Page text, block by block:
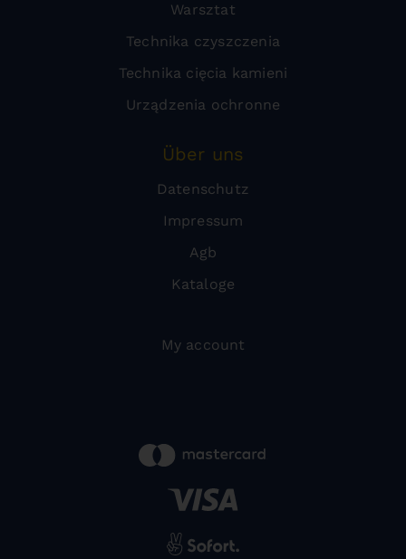
Warsztat
Technika czyszczenia
Technika cięcia kamieni
Urządzenia ochronne
Über uns
Datenschutz
Impressum
Agb
Kataloge
My account